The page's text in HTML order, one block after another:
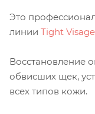
Это
линии Tight
Восстановление
обвисших щек,
всех типов кожи.